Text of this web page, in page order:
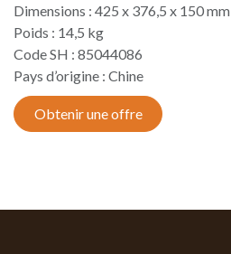
Dimensions : 425 x 376,5 x 150 mm
Poids : 14,5 kg
Code SH : 85044086
Pays d’origine : Chine
Obtenir une offre